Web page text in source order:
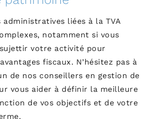
administratives liées à la TVA
notamment si vous
votre activité pour
fiscaux. N’hésitez pas à
de nos conseillers en gestion de
vous aider à définir la meilleure
de vos objectifs et de votre